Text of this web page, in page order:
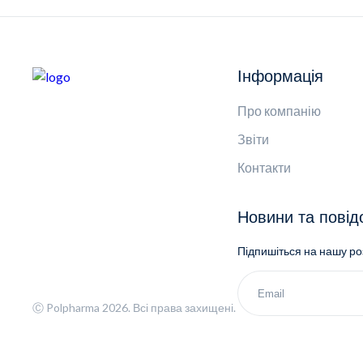
Ⓒ Polpharma 2026. Всі права захищені.
Інформація
Про компанію
Звіти
Контакти
Новини та
Підпишіться на нашу